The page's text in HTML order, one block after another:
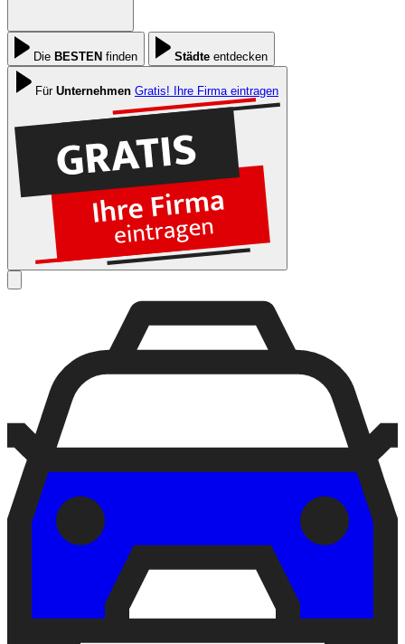
Die BESTEN finden Städte entdecken
Für Unternehmen Gratis! Ihre Firma eintragen